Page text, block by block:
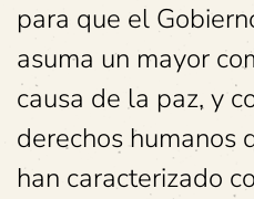
para que el
asuma un mayor
causa de la paz, y
derechos humanos
han caracterizado